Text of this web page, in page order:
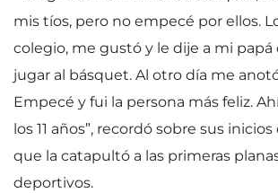
mis tíos, pero no empecé por ellos.
colegio, me gustó y le dije a mi papá
jugar al básquet. Al otro día me
Empecé y fui la persona más feliz.
los 11 años”, recordó sobre sus
que la catapultó a las primeras
deportivos.